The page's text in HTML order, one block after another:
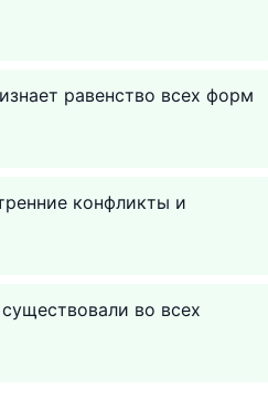
равенство всех форм
конфликты и
во всех